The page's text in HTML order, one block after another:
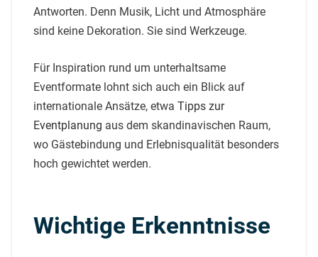
Antworten. Denn Musik, Licht und Atmosphäre
sind keine Dekoration. Sie sind Werkzeuge.
Für Inspiration rund um unterhaltsame
Eventformate lohnt sich auch ein Blick auf
internationale Ansätze, etwa Tipps zur
Eventplanung aus dem skandinavischen Raum,
wo Gästebindung und Erlebnisqualität besonders
hoch gewichtet werden.
Wichtige Erkenntnisse